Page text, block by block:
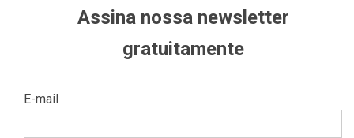
Assina nossa newsletter
gratuitamente
E-mail